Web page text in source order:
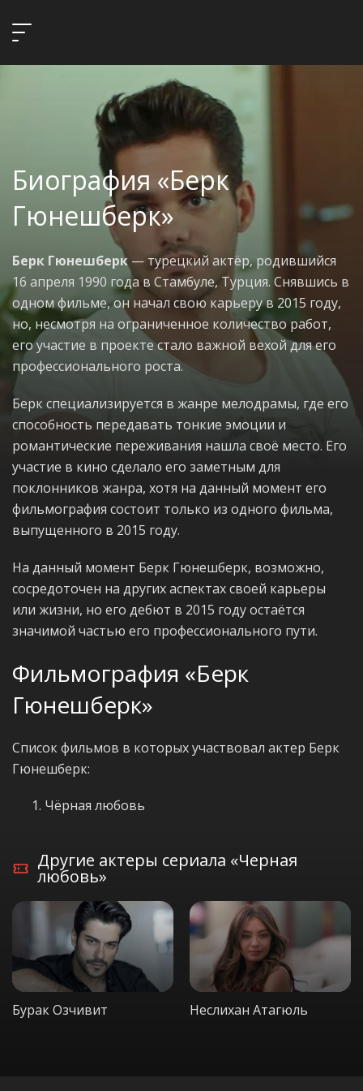
Биография «Берк
Гюнешберк»
Берк Гюнешберк— турецкий актёр, родившийся
16 апреля 1990 года в Стамбуле, Турция. Снявшись в
одном фильме, он начал свою карьеру в 2015 году,
но, несмотря на ограниченное количество работ,
его участие в проекте стало важной вехой для его
профессионального роста.
Берк специализируется в жанре мелодрамы, где его
способность передавать тонкие эмоции и
романтические переживания нашла своё место. Его
участие в кино сделало его заметным для
поклонников жанра, хотя на данный момент его
фильмография состоит только из одного фильма,
выпущенного в 2015 году.
На данный момент Берк Гюнешберк, возможно,
сосредоточен на других аспектах своей карьеры
или жизни, но его дебют в 2015 году остаётся
значимой частью его профессионального пути.
Фильмография «Берк
Гюнешберк»
Список фильмов в которых участвовал актер Берк
Гюнешберк:
Чёрная любовь
Другие актеры сериала «Черная
любовь»
Бурак Озчивит Неслихан Атагюль